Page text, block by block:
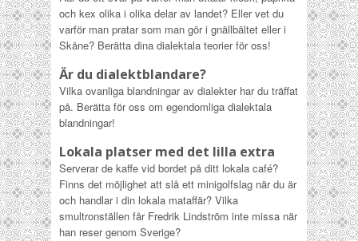
och kex olika i olika delar av landet? Eller vet du
varför man pratar som man gör i gnällbältet eller i
Skåne? Berätta dina dialektala teorier för oss!
Är du dialektblandare?
Vilka ovanliga blandningar av dialekter har du träffat
på. Berätta för oss om egendomliga dialektala
blandningar!
Lokala platser med det lilla extra
Serverar de kaffe vid bordet på ditt lokala café?
Finns det möjlighet att slå ett minigolfslag när du är
och handlar i din lokala mataffär? Vilka
smultronställen får Fredrik Lindström inte missa när
han reser genom Sverige?